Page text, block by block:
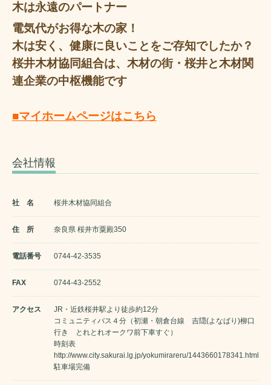
木は永遠のパートナー
電気代がお得な木の家！
木は安く、健康に良いことをご存知でしたか？
桜井木材協同組合は、木材の街・桜井と木材関
連企業の中枢機能です
■マイホームページはこちら
会社情報
社 名 桜井木材協同組合
住 所 奈良県 桜井市粟殿350
電話番号 0744-42-3535
FAX 0744-43-2552
アクセス
JR・近鉄桜井駅より徒歩約12分
コミュニティバス４分（初瀬・朝倉台線 吉隠(よなばり)柳口
行き とれとれオークワ前下車すぐ）
時刻表
http://www.city.sakurai.lg.jp/yokumirareru/1443660178341.html
駐車場完備